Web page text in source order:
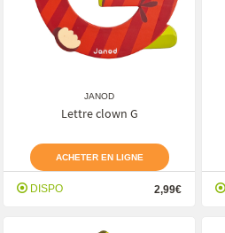
JANOD
Lettre clown G
ACHETER EN LIGNE
DISPO 2,99€